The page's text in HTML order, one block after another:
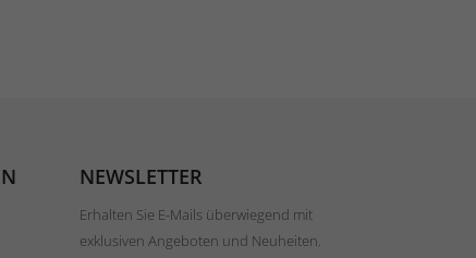
NEWSLETTER
Erhalten Sie E-Mails überwiegend mit
exklusiven Angeboten und Neuheiten.